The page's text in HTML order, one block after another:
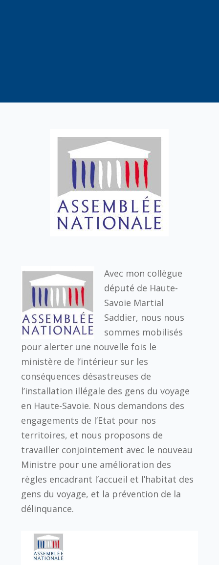
Avec mon collègue
député de Haute-
Savoie Martial
Saddier, nous nous
sommes mobilisés
pour alerter une nouvelle fois le
ministère de l’intérieur sur les
conséquences désastreuses de
l’installation illégale des gens du voyage
en Haute-Savoie. Nous demandons des
engagements de l’Etat pour nos
territoires, et nous proposons de
travailler conjointement avec le nouveau
Ministre pour une amélioration des
règles encadrant l’accueil et l’habitat des
gens du voyage, et la prévention de la
délinquance.